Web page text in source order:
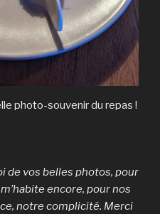
photo-souvenir du repas !
de vos belles photos, pour
encore, pour nos
notre complicité. Merci